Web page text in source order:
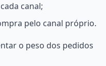
canal;
pelo canal próprio.
o peso dos pedidos